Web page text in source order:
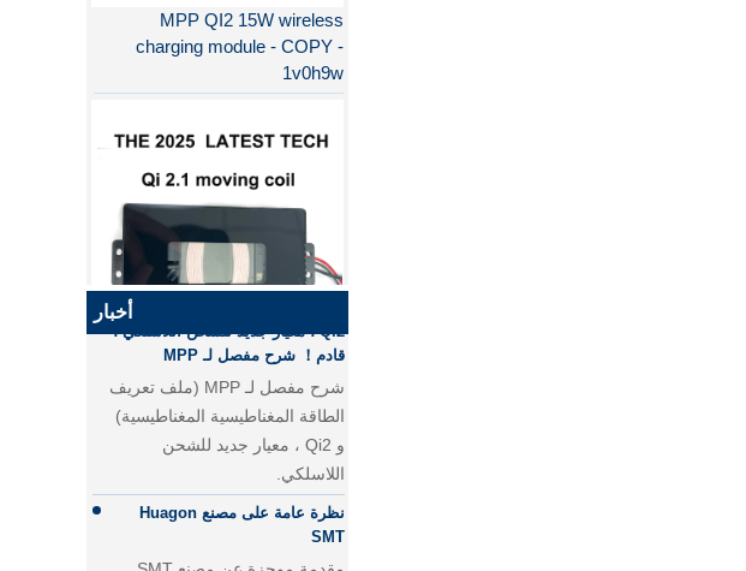
charging module - COPY -
1v0h9w
QI2.1 15W QI 2.1 نقل الشاحن
اللاسلكي القابل للإزالة
أخبار
لماذا QI2 أفضل من QI؟
الفرق بين الشحن السريع PD
والشحن السريع QC
الفرق بين الشحن السريع PD
والشحن السريع QC
Qi2 ، معيار جديد للشحن اللاسلكي ،
قادم！ شرح مفصل لـ MPP
الطاقة المغناطيسية المغناطيسية)
و Qi2 ، معيار جديد للشحن
اللاسلكي.
نظرة عامة على مصنع Huagon
SMT